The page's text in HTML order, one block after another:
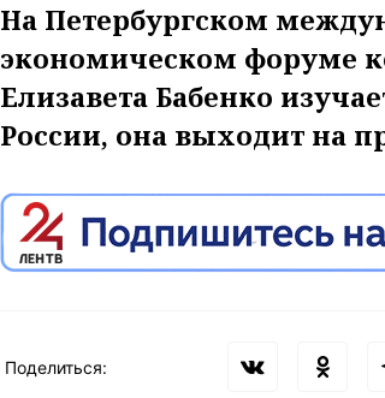
На Петербургском
экономическом форуме
Елизавета Бабенко
России, она выходит на
Поделиться: